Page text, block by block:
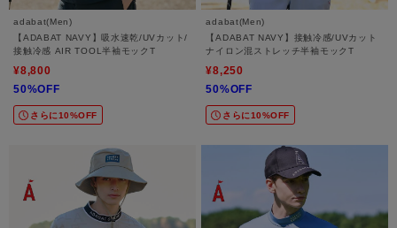
adabat(Men)
【ADABAT NAVY】吸水速乾/UVカット/
接触冷感 AIR TOOL半袖モックT
¥8,800
50%OFF
さらに10%OFF
adabat(Men)
【ADABAT NAVY】接触冷感/UVカット
ナイロン混ストレッチ半袖モックT
¥8,250
50%OFF
さらに10%OFF